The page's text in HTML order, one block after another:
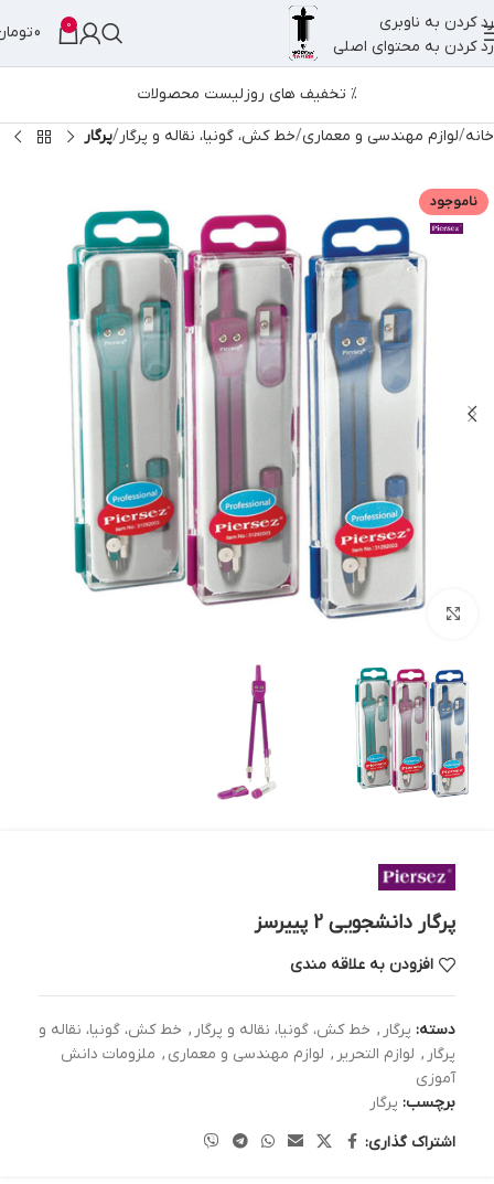
رد کردن به ناوبری
رد کردن به محتوای اصلی
0
0
% تخفیف های روزلیست محصولات
خانه لوازم مهندسی و معماری خط کش، گونیا، نقاله و پرگار پرگار
ناموجود
بزرگنمایی تصویر
پرگار دانشجویی 2 پییرسز
افزودن به علاقه مندی
دسته: پرگار , خط کش، گونیا، نقاله و پرگار , خط کش، گونیا، نقاله و
پرگار , لوازم التحریر , لوازم مهندسی و معماری , ملزومات دانش
آموزی
برچسب: پرگار
اشتراک گذاری: